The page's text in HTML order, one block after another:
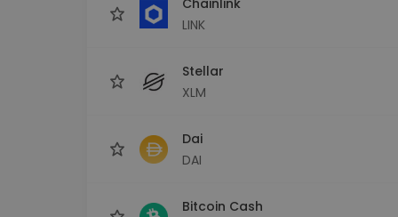
LINK
Stellar
XLM
Dai
DAI
Bitcoin Cash